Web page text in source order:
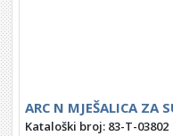
ARC N MJEŠALICA ZA
Kataloški broj: 83-T-03802